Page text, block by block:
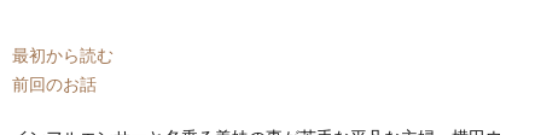
最初から読む
前回のお話